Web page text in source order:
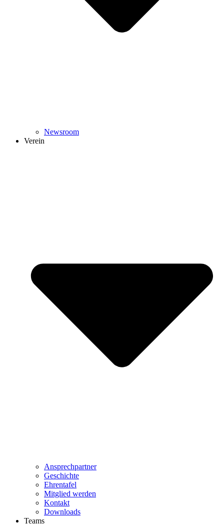
Newsroom
Verein
Ansprechpartner
Geschichte
Ehrentafel
Mitglied werden
Kontakt
Downloads
Teams